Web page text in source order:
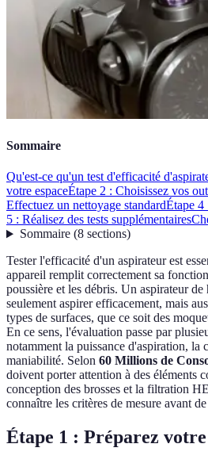
Sommaire
Qu'est-ce qu'un test d'efficacité
votre espaceÉtape 2 : Choisissez vos
Effectuez un nettoyage standardÉtape 4
5 : Réalisez des tests supplémentaires
Sommaire(8 sections)
Tester l'efficacité d'un aspirateur est
appareil remplit correctement sa
poussière et les débris. Un aspirateur
seulement aspirer efficacement, mais
types de surfaces, que ce soit des
En ce sens, l'évaluation passe par
notamment la puissance d'aspiration, la
maniabilité. Selon 60 Millions de
doivent porter attention à des éléments
conception des brosses et la filtration
connaître les critères de mesure avant
Étape 1 : Préparez votre